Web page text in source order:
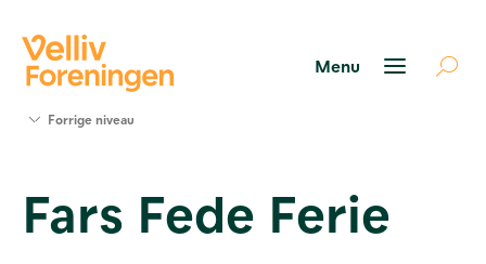
Værktøjer
og viden
Forrige niveau
Fars Fede Ferie